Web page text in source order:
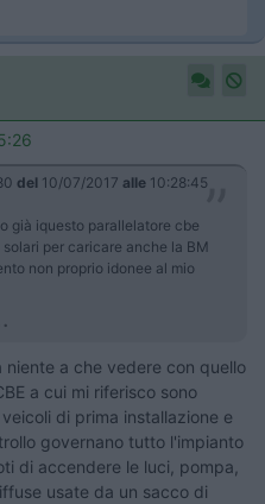
del 10/07/2017 alle 10:28:45
già iquesto parallelatore cbe
per caricare anche la BM
non proprio idonee al mio
niente a che vedere con quello
a cui mi riferisco sono
di prima installazione e
governano tutto l'impianto
di accendere le luci, pompa,
usate da un sacco di